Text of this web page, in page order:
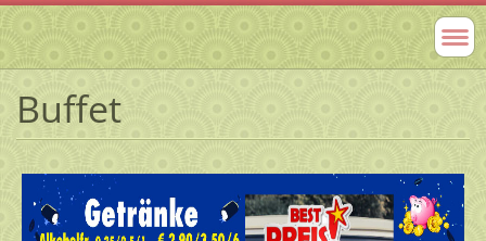
Buffet